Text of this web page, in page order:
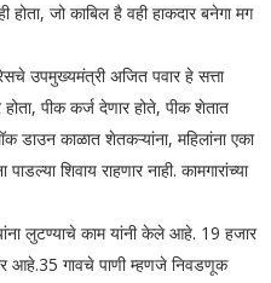
जो काबिल है वही हाकदार बनेगा मग
उपमुख्यमंत्री अजित पवार हे सत्ता
होता, पीक कर्ज देणार होते, पीक शेतात
डाउन काळात शेतकऱ्यांना, महिलांना एका
शिवाय राहणार नाही. कामगारांच्या
लुटण्याचे काम यांनी केले आहे. 19 हजार
आहे.35 गावचे पाणी म्हणजे निवडणूक